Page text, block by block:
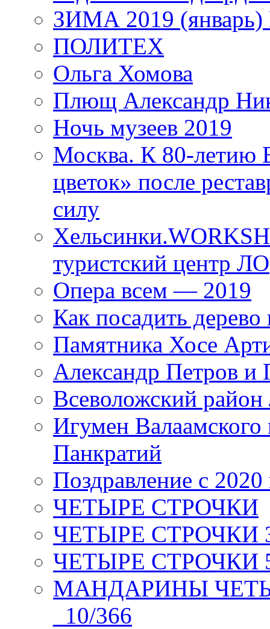
ЗИМА 2019 (январь)
ПОЛИТЕХ
Ольга Хомова
Плющ Александр
Ночь музеев 2019
Москва. К 80-
цветок» после
силу
туристский центр ЛО
Опера всем — 2019
Как посадить дерево
Памятника Хосе
Александр Петров и
Всеволожский район
Игумен
Панкратий
Поздравление с 2020
ЧЕТЫРЕ СТРОЧКИ
ЧЕТЫРЕ СТРОЧКИ 3
ЧЕТЫРЕ СТРОЧКИ 5
МАНДАРИНЫ
_10/366